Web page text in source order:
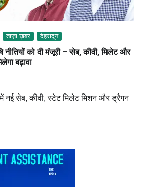
ताज़ा ख़बर देहरादून
नीतियों को दी मंजूरी – सेब, कीवी, मिलेट और
बढ़ावा
नई सेब, कीवी, स्टेट मिलेट मिशन और ड्रैगन